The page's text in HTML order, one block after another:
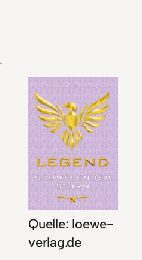
Quelle: loewe-
verlag.de